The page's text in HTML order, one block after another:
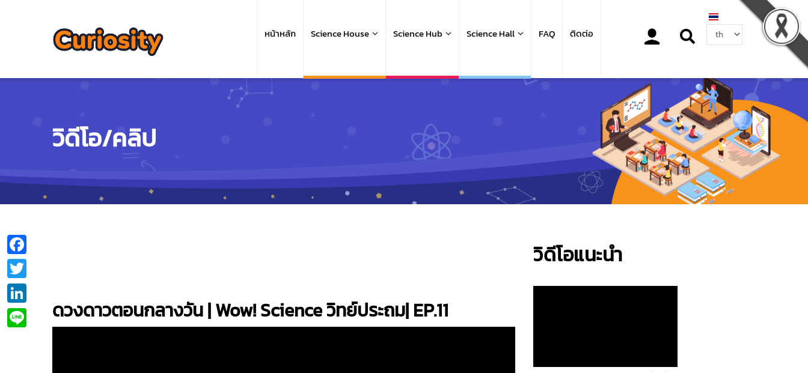
navigation
หน้าหลัก Science House Science Hub Science Hall FAQ ติดต่อ
Select
your
วิดีโอ/คลิป
ดวงดาวตอนกลางวัน | Wow! Science วิทย์ประถม| EP.11
วิดีโอแนะนำ